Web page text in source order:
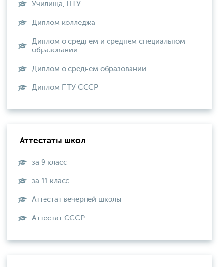
Училища, ПТУ
Диплом колледжа
Диплом о среднем и среднем специальном
образовании
Диплом о среднем образовании
Диплом ПТУ СССР
Аттестаты школ
за 9 класс
за 11 класс
Аттестат вечерней школы
Aттестат СССР